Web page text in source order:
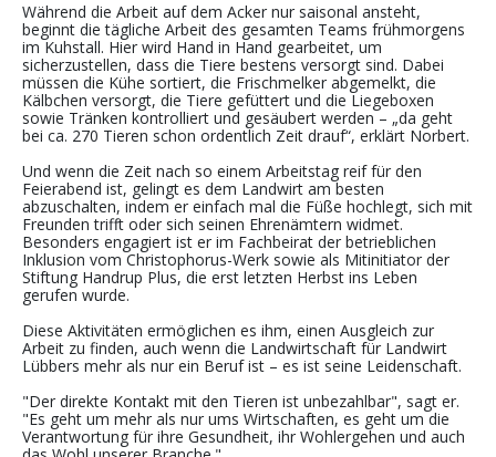
Während die Arbeit auf dem Acker nur saisonal ansteht,
beginnt die tägliche Arbeit des gesamten Teams frühmorgens
im Kuhstall. Hier wird Hand in Hand gearbeitet, um
sicherzustellen, dass die Tiere bestens versorgt sind. Dabei
müssen die Kühe sortiert, die Frischmelker abgemelkt, die
Kälbchen versorgt, die Tiere gefüttert und die Liegeboxen
sowie Tränken kontrolliert und gesäubert werden – „da geht
bei ca. 270 Tieren schon ordentlich Zeit drauf“, erklärt Norbert.
Und wenn die Zeit nach so einem Arbeitstag reif für den
Feierabend ist, gelingt es dem Landwirt am besten
abzuschalten, indem er einfach mal die Füße hochlegt, sich mit
Freunden trifft oder sich seinen Ehrenämtern widmet.
Besonders engagiert ist er im Fachbeirat der betrieblichen
Inklusion vom Christophorus-Werk sowie als Mitinitiator der
Stiftung Handrup Plus, die erst letzten Herbst ins Leben
gerufen wurde.
Diese Aktivitäten ermöglichen es ihm, einen Ausgleich zur
Arbeit zu finden, auch wenn die Landwirtschaft für Landwirt
Lübbers mehr als nur ein Beruf ist – es ist seine Leidenschaft.
"Der direkte Kontakt mit den Tieren ist unbezahlbar", sagt er.
"Es geht um mehr als nur ums Wirtschaften, es geht um die
Verantwortung für ihre Gesundheit, ihr Wohlergehen und auch